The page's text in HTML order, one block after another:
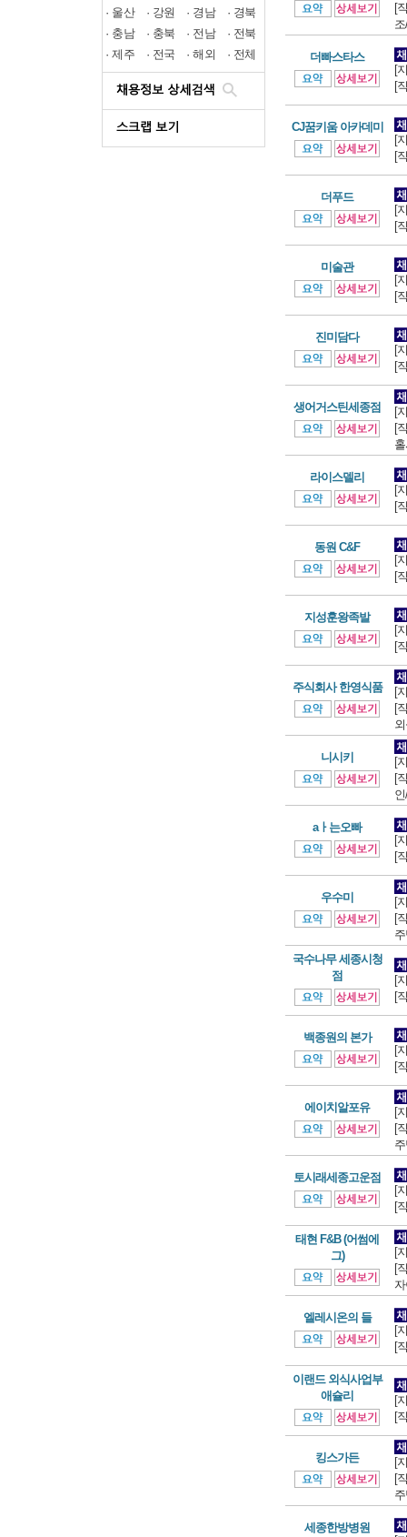
· 울산 · 강원 · 경남 · 경북
· 충남 · 충북 · 전남 · 전북
· 제주 · 전국 · 해외 · 전체
[
더빠스타스
[
[
CJ꿈키움 아카데미
[
[
더푸드
[
[
미술관
[
[
진미담다
[
[
생어거스틴세종점
[
[
라이스델리
[
[
동원 C&F
[
[
지성훈왕족발
[
[
주식회사 한영식품
[
[
니시키
[
[
aㅏ는오빠
[
[
우수미
[
[
국수나무 세종시청
점
[
[
백종원의 본가
[
[
에이치알포유
[
[
토시래세종고운점
[
[
태현 F&B (어썸에
그)
[
[
엘레시온의 들
[
[
이랜드 외식사업부
애슐리
[
[
킹스가든
[
[
세종한방병원